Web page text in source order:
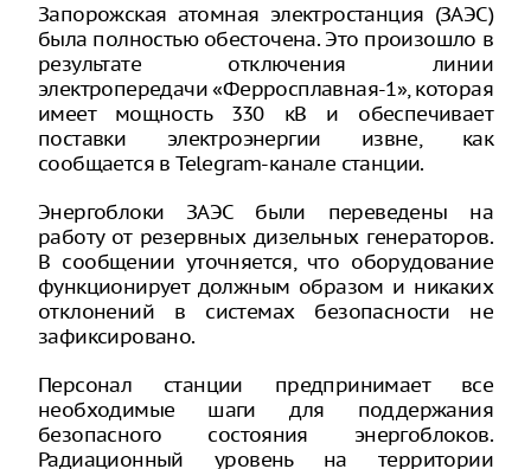
Запорожская атомная электростанция (ЗАЭС)
была полностью обесточена. Это произошло в
результате отключения линии
электропередачи «Ферросплавная-1», которая
имеет мощность 330 кВ и обеспечивает
поставки электроэнергии извне, как
сообщается в Telegram-канале станции.
Энергоблоки ЗАЭС были переведены на
работу от резервных дизельных генераторов.
В сообщении уточняется, что оборудование
функционирует должным образом и никаких
отклонений в системах безопасности не
зафиксировано.
Персонал станции предпринимает все
необходимые шаги для поддержания
безопасного состояния энергоблоков.
Радиационный уровень на территории